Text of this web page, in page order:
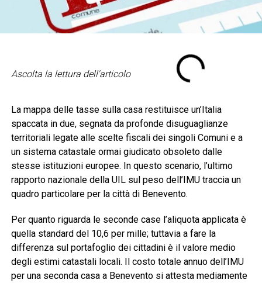
Ascolta la lettura dell'articolo
La mappa delle tasse sulla casa restituisce un’Italia
spaccata in due, segnata da profonde disuguaglianze
territoriali legate alle scelte fiscali dei singoli Comuni e a
un sistema catastale ormai giudicato obsoleto dalle
stesse istituzioni europee. In questo scenario, l’ultimo
rapporto nazionale della UIL sul peso dell’IMU traccia un
quadro particolare per la città di Benevento.
Per quanto riguarda le seconde case l’aliquota applicata è
quella standard del 10,6 per mille; tuttavia a fare la
differenza sul portafoglio dei cittadini è il valore medio
degli estimi catastali locali. Il costo totale annuo dell’IMU
per una seconda casa a Benevento si attesta mediamente